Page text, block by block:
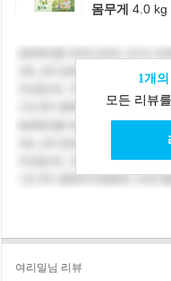
몸무게 4.0 kg
1개
모든 리뷰
여리밀님 리뷰